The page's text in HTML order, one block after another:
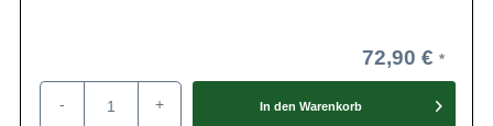
72,90 €
- + In den Warenkorb